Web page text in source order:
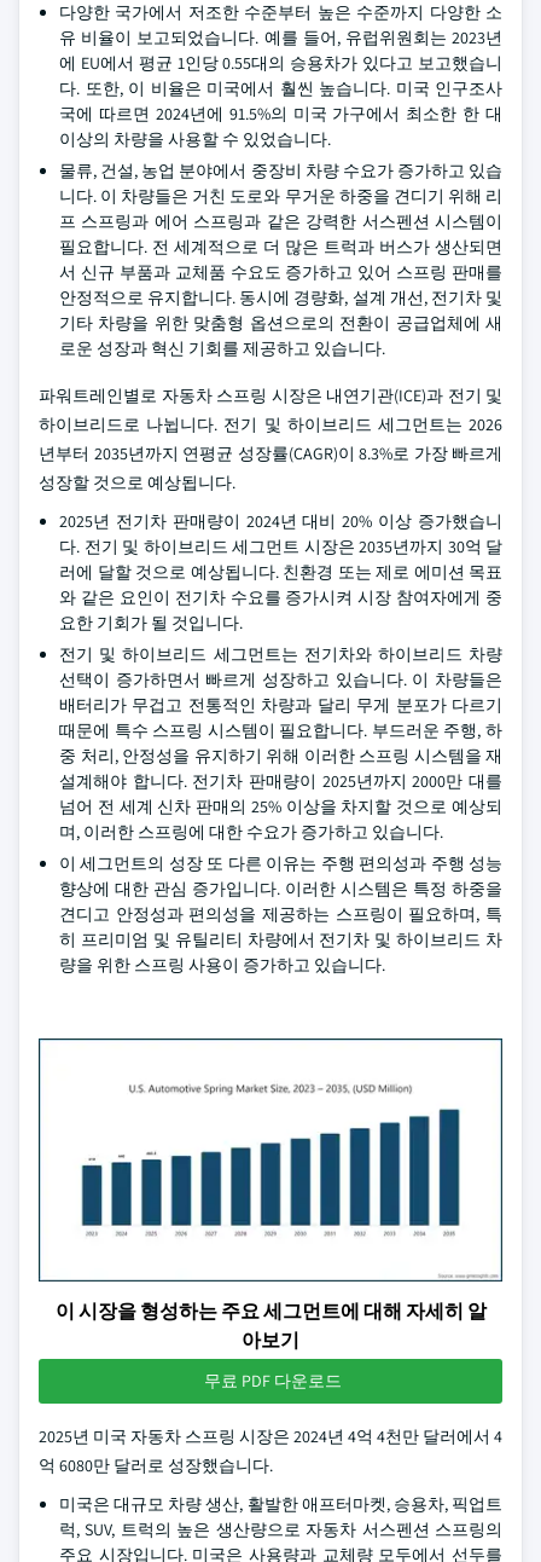
다양한 국가에서 저조한 수준부터 높은 수준까지 다양한 소
유 비율이 보고되었습니다. 예를 들어, 유럽위원회는 2023년
에 EU에서 평균 1인당 0.55대의 승용차가 있다고 보고했습니
다. 또한, 이 비율은 미국에서 훨씬 높습니다. 미국 인구조사
국에 따르면 2024년에 91.5%의 미국 가구에서 최소한 한 대
이상의 차량을 사용할 수 있었습니다.
물류, 건설, 농업 분야에서 중장비 차량 수요가 증가하고 있습
니다. 이 차량들은 거친 도로와 무거운 하중을 견디기 위해 리
프 스프링과 에어 스프링과 같은 강력한 서스펜션 시스템이
필요합니다. 전 세계적으로 더 많은 트럭과 버스가 생산되면
서 신규 부품과 교체품 수요도 증가하고 있어 스프링 판매를
안정적으로 유지합니다. 동시에 경량화, 설계 개선, 전기차 및
기타 차량을 위한 맞춤형 옵션으로의 전환이 공급업체에 새
로운 성장과 혁신 기회를 제공하고 있습니다.
파워트레인별로 자동차 스프링 시장은 내연기관(ICE)과 전기 및
하이브리드로 나뉩니다. 전기 및 하이브리드 세그먼트는 2026
년부터 2035년까지 연평균 성장률(CAGR)이 8.3%로 가장 빠르게
성장할 것으로 예상됩니다.
2025년 전기차 판매량이 2024년 대비 20% 이상 증가했습니
다. 전기 및 하이브리드 세그먼트 시장은 2035년까지 30억 달
러에 달할 것으로 예상됩니다. 친환경 또는 제로 에미션 목표
와 같은 요인이 전기차 수요를 증가시켜 시장 참여자에게 중
요한 기회가 될 것입니다.
전기 및 하이브리드 세그먼트는 전기차와 하이브리드 차량
선택이 증가하면서 빠르게 성장하고 있습니다. 이 차량들은
배터리가 무겁고 전통적인 차량과 달리 무게 분포가 다르기
때문에 특수 스프링 시스템이 필요합니다. 부드러운 주행, 하
중 처리, 안정성을 유지하기 위해 이러한 스프링 시스템을 재
설계해야 합니다. 전기차 판매량이 2025년까지 2000만 대를
넘어 전 세계 신차 판매의 25% 이상을 차지할 것으로 예상되
며, 이러한 스프링에 대한 수요가 증가하고 있습니다.
이 세그먼트의 성장 또 다른 이유는 주행 편의성과 주행 성능
향상에 대한 관심 증가입니다. 이러한 시스템은 특정 하중을
견디고 안정성과 편의성을 제공하는 스프링이 필요하며, 특
히 프리미엄 및 유틸리티 차량에서 전기차 및 하이브리드 차
량을 위한 스프링 사용이 증가하고 있습니다.
이 시장을 형성하는 주요 세그먼트에 대해 자세히 알
아보기
무료 PDF 다운로드
2025년 미국 자동차 스프링 시장은 2024년 4억 4천만 달러에서 4
억 6080만 달러로 성장했습니다.
미국은 대규모 차량 생산, 활발한 애프터마켓, 승용차, 픽업트
럭, SUV, 트럭의 높은 생산량으로 자동차 서스펜션 스프링의
주요 시장입니다. 미국은 사용량과 교체량 모두에서 선두를